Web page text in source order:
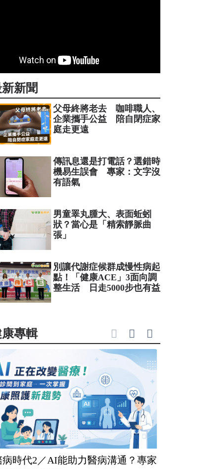
新聞
父母終將老去 咖啡職人、
企業攜手公益 陪自閉症家
庭走更遠
傳訊息還是打電話？選錯時
機易生誤會 專家：文字沒
有語氣
男童睪丸腫大、表面蚯蚓
狀？當心是「精索靜脈曲
張」
別讓代謝症候群成慢性病起
點！「健康ACE」3面向調
整生活 日走5000步也有益
康專輯
時代2／AI能助力醫病溝通？專家